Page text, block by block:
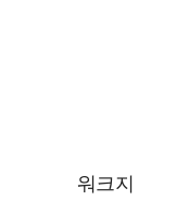
워크지